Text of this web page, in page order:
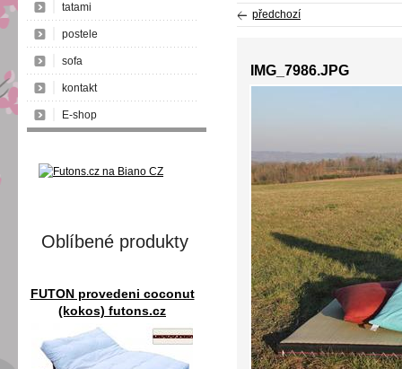
předchozí
IMG_7986.JPG
tatami
postele
sofa
kontakt
E-shop
Oblíbené produkty
FUTON provedeni coconut
(kokos) futons.cz